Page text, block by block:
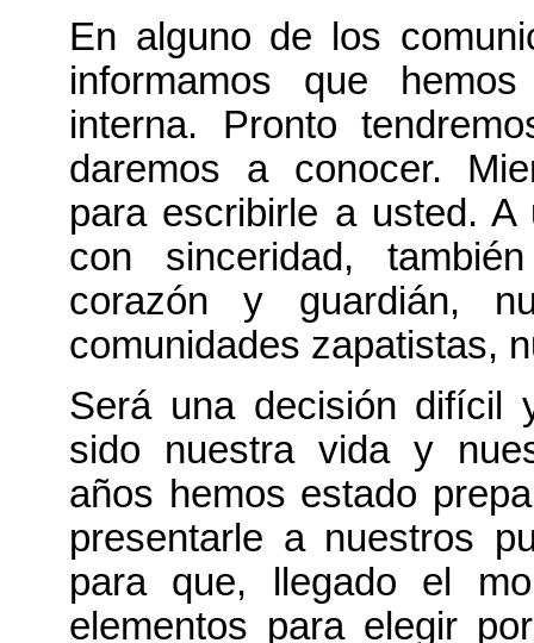
En alguno de los
informamos que
interna. Pronto
daremos a conocer.
para escribirle a usted.
con sinceridad,
corazón y guardián,
comunidades zapatistas,
Será una decisión
sido nuestra vida y
años hemos estado
presentarle a nuestros
para que, llegado el
elementos para elegir